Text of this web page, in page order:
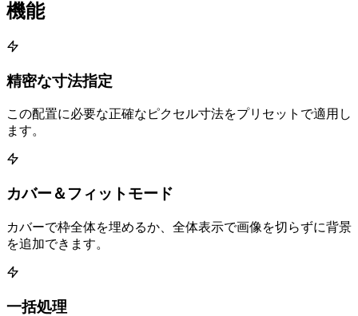
機能
精密な寸法指定
この配置に必要な正確なピクセル寸法をプリセットで適用し
ます。
カバー＆フィットモード
カバーで枠全体を埋めるか、全体表示で画像を切らずに背景
を追加できます。
一括処理